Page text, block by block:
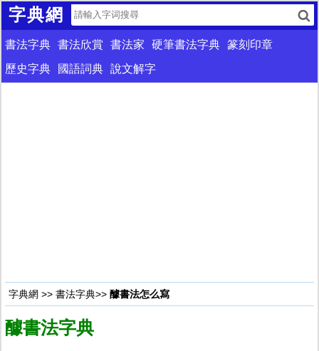
字典網
書法字典 書法欣賞 書法家 硬筆書法字典 篆刻印章
歷史字典
國語詞典 說文解字
字典網 >> 書法字典>> 醵書法怎么寫
醵書法字典